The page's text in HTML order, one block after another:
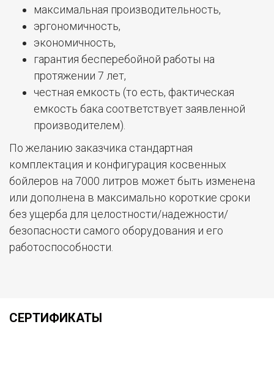
максимальная производительность,
эргономичность,
экономичность,
гарантия бесперебойной работы на
протяжении 7 лет,
честная емкость (то есть, фактическая
емкость бака соответствует заявленной
производителем).
По желанию заказчика стандартная
комплектация и конфигурация косвенных
бойлеров на 7000 литров может быть изменена
или дополнена в максимально короткие сроки
без ущерба для целостности/надежности/
безопасности самого оборудования и его
работоспособности.
СЕРТИФИКАТЫ